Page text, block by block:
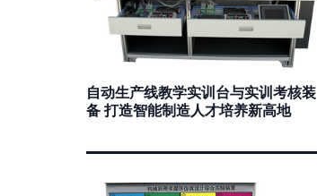
自动生产线教学实训台与实训考核装
备 打造智能制造人才培养新高地